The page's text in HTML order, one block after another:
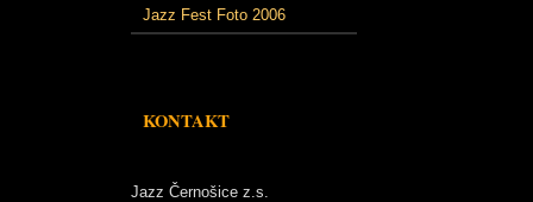
Jazz Fest Foto 2006
KONTAKT
Jazz Černošice z.s.